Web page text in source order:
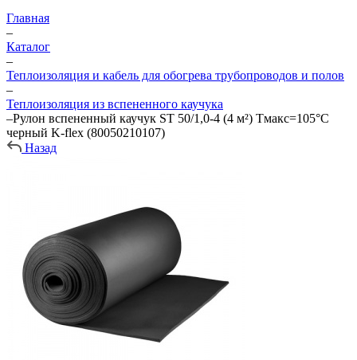
Главная
–
Каталог
–
Теплоизоляция и кабель для обогрева трубопроводов и полов
–
Теплоизоляция из вспененного каучука
–Рулон вспененный каучук ST 50/1,0-4 (4 м²) Тмакс=105°C
черный K-flex (80050210107)
Назад